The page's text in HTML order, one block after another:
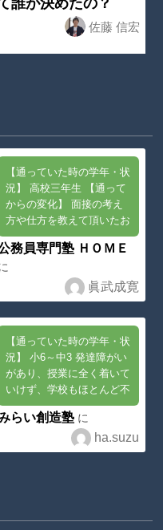
誰が決めたの？
佐藤 信宏
【通っていた時の学年・状
況】 高校三年生 【通って
からの変化】 面接の考え
方や仕方を教えて頂いたお
かげで180度考え方が変わ
った 【どんな生徒におす
すめ？】 本気で公務員に
務員専門塾 ＨＯＭＥ
眞武成寛
【通っていた時の学年・状
況】 小6～中3 発達障がい
があり、授業に全く着いて
いけず、学校もほとんど不
登校の状態でした 【通っ
てからの変化】 佐藤先生
が、勉強の面だけでなく、
生活の面でも相談...
らい創造塾に
ha.suzu